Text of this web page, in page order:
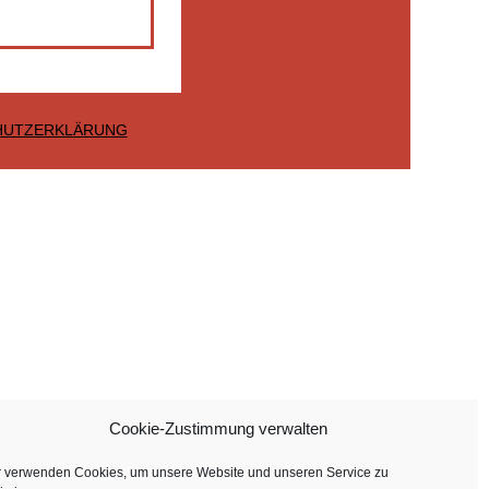
Cookie-Zustimmung verwalten
verwenden Cookies, um unsere Website und unseren Service zu